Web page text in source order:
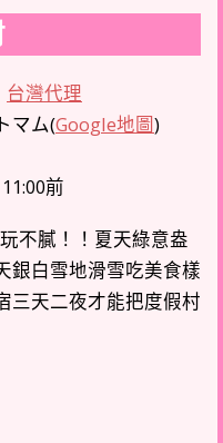
台灣代理
マム(Google地圖)
前
不膩！！夏天綠意盎
銀白雪地滑雪吃美食樣
三天二夜才能把度假村